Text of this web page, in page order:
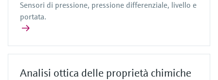
Sensori di pressione, pressione differenziale, livello e
portata.
Analisi ottica delle proprietà chimiche